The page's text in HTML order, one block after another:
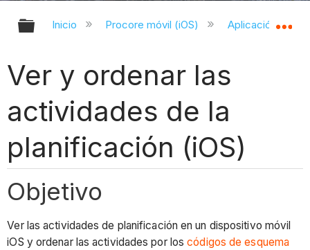
Expandir/contraer jerarquía global
Inicio Procore móvil (iOS) Aplicación
Ver y ordenar las
actividades de la
planificación (iOS)
Objetivo
Ver las actividades de planificación en un dispositivo móvil
iOS y ordenar las actividades por loscódigos de esquema